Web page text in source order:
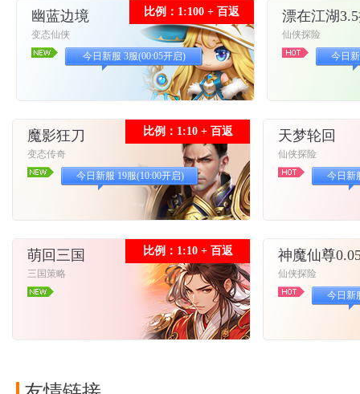
比例：1:100 + 百返
幽蓝边境
变态仙侠
今日新服 3服(00:05开启)
漂在江湖
仙侠探险
今日
比例：1:10 + 百返
魔影狂刀
变态传奇
今日新服 19服(10:00开启)
天梦轮回
仙侠探险
今日新
比例：1:10 + 百返
萌回三国
三国策略
神魔仙尊
仙侠探险
今日新